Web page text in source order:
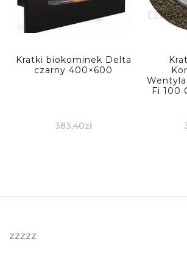
Kratki biokominek Delta
czarny 400×600
383,40zł
Fi 100
zzzzz